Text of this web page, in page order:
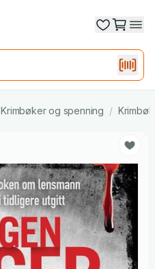
Krimbøker og spenning /